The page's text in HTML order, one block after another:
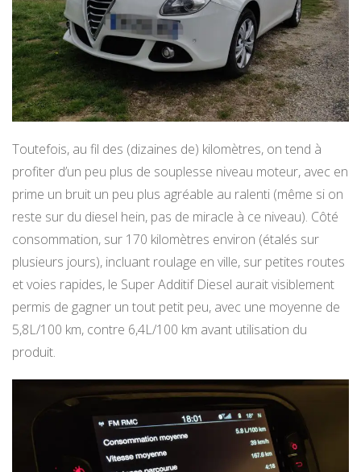
Toutefois, au fil des (dizaines de) kilomètres, on tend à
profiter d’un peu plus de souplesse niveau moteur, avec en
prime un bruit un peu plus agréable au ralenti (même si on
reste sur du diesel hein, pas de miracle à ce niveau). Côté
consommation, sur 170 kilomètres environ (étalés sur
plusieurs jours), incluant roulage en ville, sur petites routes
et voies rapides, le Super Additif Diesel aurait visiblement
permis de gagner un tout petit peu, avec une moyenne de
5,8L/100 km, contre 6,4L/100 km avant utilisation du
produit.